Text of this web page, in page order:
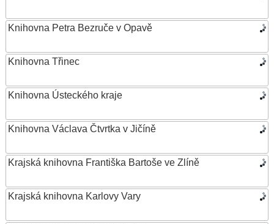
Knihovna Petra Bezruče v Opavě
Knihovna Třinec
Knihovna Ústeckého kraje
Knihovna Václava Čtvrtka v Jičíně
Krajská knihovna Františka Bartoše ve Zlíně
Krajská knihovna Karlovy Vary